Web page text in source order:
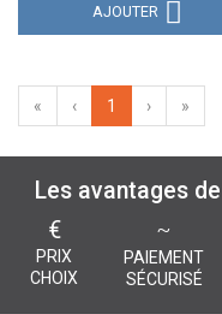
AJOUTER
« ‹ 1 › »
Les avantages de
€
PRIX
CHOIX
PAIEMENT
SÉCURISÉ